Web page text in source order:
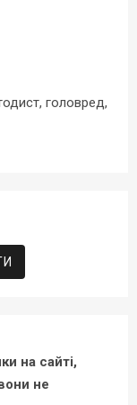
головред,
на сайті,
не